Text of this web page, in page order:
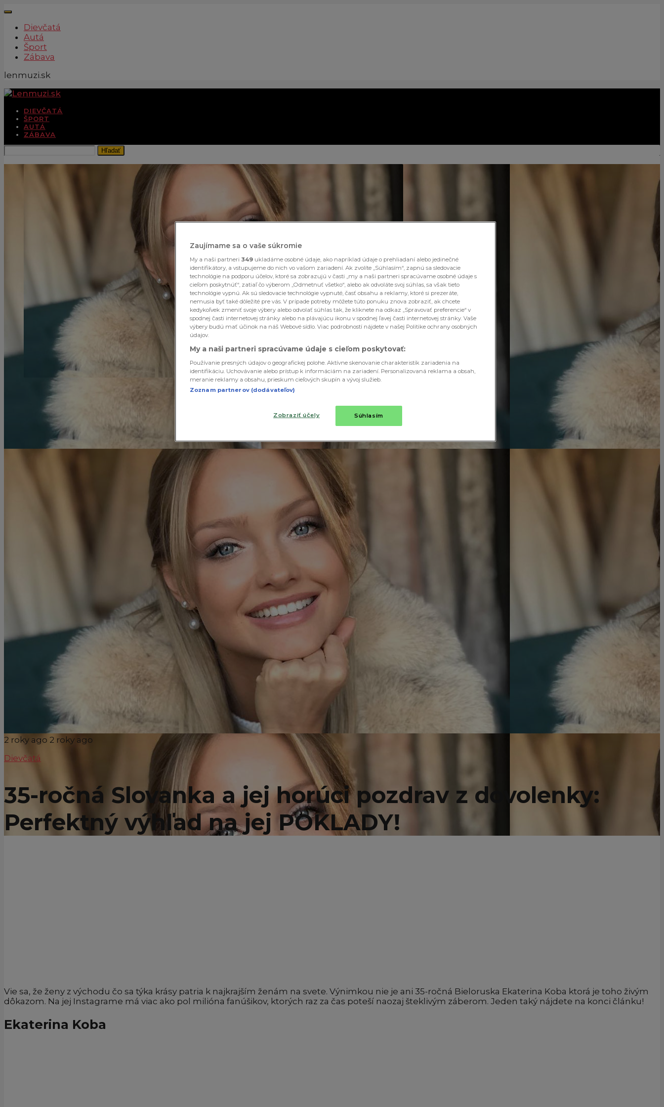
Dievčatá
Autá
Šport
Zábava
lenmuzi.sk
DIEVČATÁ
ŠPORT
AUTÁ
ZÁBAVA
Hľadať
2 roky ago 2 roky ago
Dievčatá
35-ročná Slovanka a jej horúci pozdrav z dovolenky:
Perfektný výhľad na jej POKLADY!
Vie sa, že ženy z východu čo sa týka krásy patria k najkrajším ženám na svete. Výnimkou nie je ani 35-ročná Bieloruska Ekaterina Koba ktorá je toho živým
dôkazom. Na jej Instagrame má viac ako pol milióna fanúšikov, ktorých raz za čas poteší naozaj šteklivým záberom. Jeden taký nájdete na konci článku!
Ekaterina Koba
Zaujímame sa o vaše súkromie
My a naši partneri 349 ukladáme osobné údaje, ako napríklad údaje o prehliadaní alebo jedinečné
identifikátory, a vstupujeme do nich vo vašom zariadení. Ak zvolíte „Súhlasím“, zapnú sa sledovacie
technológie na podporu účelov, ktoré sa zobrazujú v časti „my a naši partneri spracúvame osobné údaje s
cieľom poskytnúť“, zatiaľ čo výberom „Odmetnuť všetko“, alebo ak odvoláte svoj súhlas, sa však tieto
technológie vypnú. Ak sú sledovacie technológie vypnuté, časť obsahu a reklamy, ktoré si prezeráte,
nemusia byť také dôležité pre vás. V prípade potreby môžete túto ponuku znova zobraziť, ak chcete
kedykoľvek zmeniť svoje výbery alebo odvolať súhlas tak, že kliknete na odkaz „Spravovať preferencie“ v
spodnej časti internetovej stránky alebo na plávajúcu ikonu v spodnej ľavej časti internetovej stránky. Vaše
výbery budú mať účinok na náš Webové sídlo. Viac podrobností nájdete v našej Politike ochrany osobných
údajov.
My a naši partneri spracúvame údaje s cieľom poskytovať:
Používanie presných údajov o geografickej polohe. Aktívne skenovanie charakteristík zariadenia na
identifikáciu. Uchovávanie alebo prístup k informáciám na zariadení. Personalizovaná reklama a obsah,
meranie reklamy a obsahu, prieskum cieľových skupín a vývoj služieb.
Zoznam partnerov (dodávateľov)
Súhlasím
Zobraziť účely